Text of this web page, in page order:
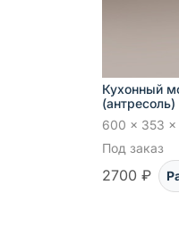
Кухонный
600 x 353 x
Под заказ
2700 ₽